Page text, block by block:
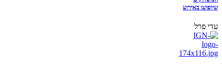
שיופיעו באירוע
עדי פרל